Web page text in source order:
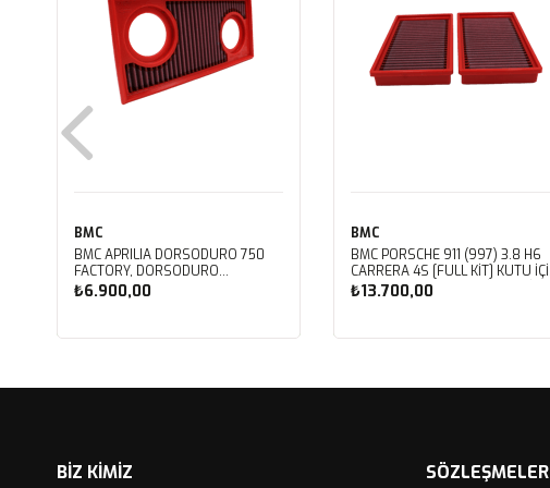
BMC
BMC APRILIA DORSODURO 750
FACTORY, DORSODURO
900, SHIVER 750 GT, SHIVER
750 KUTU İÇİ PERFORMANS HAVA
₺6.900,00
BMC
BMC PORSCHE 911 (997) 3.8 H6
CARRERA 4S [FULL KIT] KUTU İÇİ
PERFORMANS HAVA FİLTRESİ
FB468/20
₺13.700,00
BİZ KİMİZ SÖZLEŞMELER